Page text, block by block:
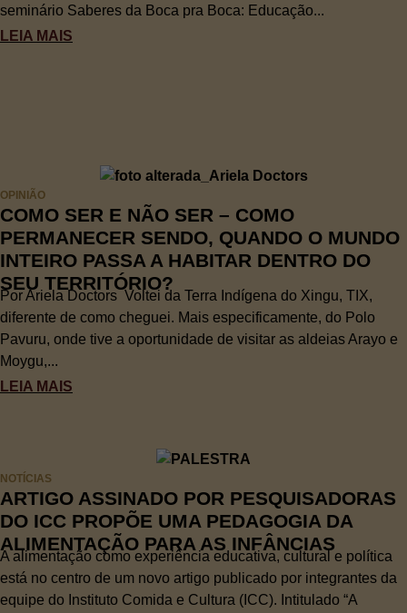
seminário Saberes da Boca pra Boca: Educação...
LEIA MAIS
OPINIÃO
COMO SER E NÃO SER – COMO
PERMANECER SENDO, QUANDO O MUNDO
INTEIRO PASSA A HABITAR DENTRO DO
SEU TERRITÓRIO?
Por Ariela Doctors Voltei da Terra Indígena do Xingu, TIX,
diferente de como cheguei. Mais especificamente, do Polo
Pavuru, onde tive a oportunidade de visitar as aldeias Arayo e
Moygu,...
LEIA MAIS
NOTÍCIAS
ARTIGO ASSINADO POR PESQUISADORAS
DO ICC PROPÕE UMA PEDAGOGIA DA
ALIMENTAÇÃO PARA AS INFÂNCIAS
A alimentação como experiência educativa, cultural e política
está no centro de um novo artigo publicado por integrantes da
equipe do Instituto Comida e Cultura (ICC). Intitulado “A